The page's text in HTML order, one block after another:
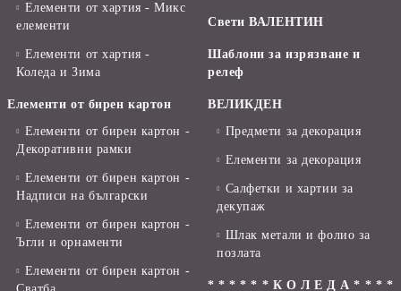
Елементи от хартия - Микс
елементи
Елементи от хартия -
Коледа и Зима
Елементи от бирен картон
Елементи от бирен картон -
Декоративни рамки
Елементи от бирен картон -
Надписи на български
Елементи от бирен картон -
Ъгли и орнаменти
Елементи от бирен картон -
Свети ВАЛЕНТИН
Шаблони за изрязване и
релеф
ВЕЛИКДЕН
Предмети за декорация
Елементи за декорация
Салфетки и хартии за
декупаж
Шлак метали и фолио за
позлата
* * * * * * К О Л Е Д А * * * *